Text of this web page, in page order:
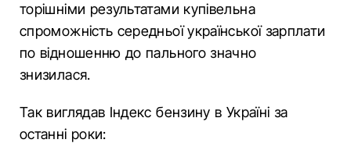
торішніми результатами купівельна
спроможність середньої української зарплати
по відношенню до пального значно
знизилася.
Так виглядав Індекс бензину в Україні за
останні роки: